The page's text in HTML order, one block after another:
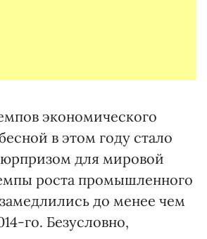
экономического
в этом году стало
для мировой
роста промышленного
до менее чем
го. Безусловно,